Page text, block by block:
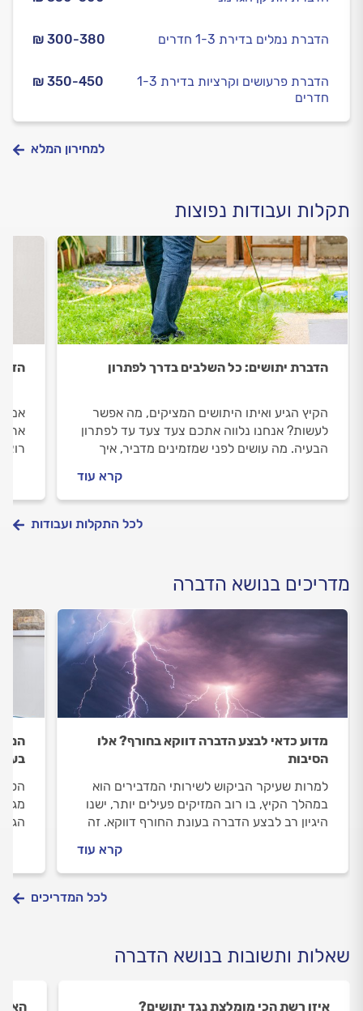
₪ 300-380 הדברת נמלים בדירת 1-3 חדרים
₪ 350-450
הדברת פרעושים וקרציות בדירת 1-3
חדרים
למחירון המלא
תקלות ועבודות נפוצות
הדברת יתושים: כל השלבים בדרך לפתרון
הקיץ הגיע ואיתו היתושים המציקים, מה אפשר
לעשות? אנחנו נלווה אתכם צעד צעד עד לפתרון
הבעיה. מה עושים לפני שמזמינים מדביר, איך
קרא עוד
אם
לכל התקלות ועבודות
מדריכים בנושא הדברה
מדוע כדאי לבצע הדברה דווקא בחורף? אלו
הסיבות
למרות שעיקר הביקוש לשירותי המדבירים הוא
במהלך הקיץ, בו רוב המזיקים פעילים יותר, ישנו
היגיון רב לבצע הדברה בעונת החורף דווקא. זה
קרא עוד
הם
לכל המדריכים
שאלות ותשובות בנושא הדברה
איזו רשת הכי מומלצת נגד יתושים?
האם